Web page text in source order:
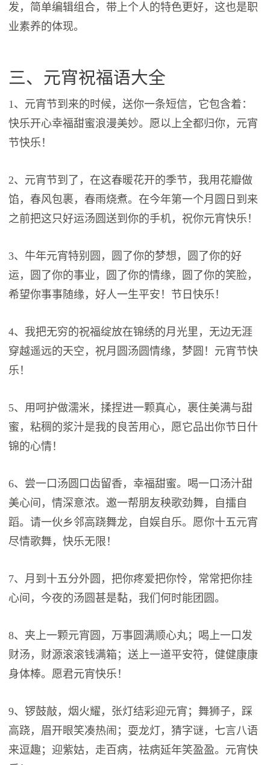
发，简单编辑组合，带上个人的特色更好，这也是职
业素养的体现。
三、元宵祝福语大全
1、元宵节到来的时候，送你一条短信，它包含着：
快乐开心幸福甜蜜浪漫美妙。愿以上全都归你，元宵
节快乐！
2、元宵节到了，在这春暖花开的季节，我用花瓣做
馅，春风包裹，春雨烧煮。在今年第一个月圆日到来
之前把这只好运汤圆送到你的手机，祝你元宵快乐！
3、牛年元宵特别圆，圆了你的梦想，圆了你的好
运，圆了你的事业，圆了你的情缘，圆了你的笑脸，
希望你事事随缘，好人一生平安！节日快乐！
4、我把无穷的祝福绽放在锦绣的月光里，无边无涯
穿越遥远的天空，祝月圆汤圆情缘，梦圆！元宵节快
乐！
5、用呵护做濡米，揉捏进一颗真心，裹住美满与甜
蜜，粘稠的浆汁是我的良苦用心，愿它品出你节日什
锦的心情！
6、尝一口汤圆口齿留香，幸福甜蜜。喝一口汤汁甜
美心间，情深意浓。邀一帮朋友秧歌劲舞，自擂自
蹈。请一伙乡邻高跷舞龙，自娱自乐。愿你十五元宵
尽情歌舞，快乐无限！
7、月到十五分外圆，把你疼爱把你怜，常常把你挂
心间，今夜的汤圆甚是黏，我们何时能团圆。
8、夹上一颗元宵圆，万事圆满顺心丸；喝上一口发
财汤，财源滚滚钱满箱；送上一道平安符，健健康康
身体棒。愿君元宵快乐！
9、锣鼓敲，烟火耀，张灯结彩迎元宵；舞狮子，踩
高跷，眉开眼笑凑热闹；耍龙灯，猜字谜，七言八语
来逗趣；迎紫姑，走百病，祛病延年笑盈盈。元宵快